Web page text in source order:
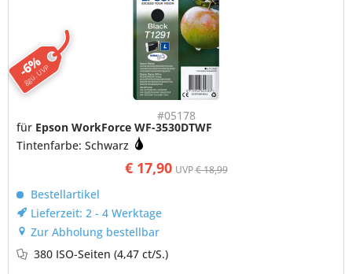
-6%
ggü. UVP
#05178
€ 17,90 UVP€ 18,99
für Epson WorkForce WF-3530DTWF
Tintenfarbe: Schwarz
Bestellartikel
Lieferzeit: 2 - 4 Werktage
Zur Abholung bestellbar
380 ISO-Seiten(4,47 ct/S.)